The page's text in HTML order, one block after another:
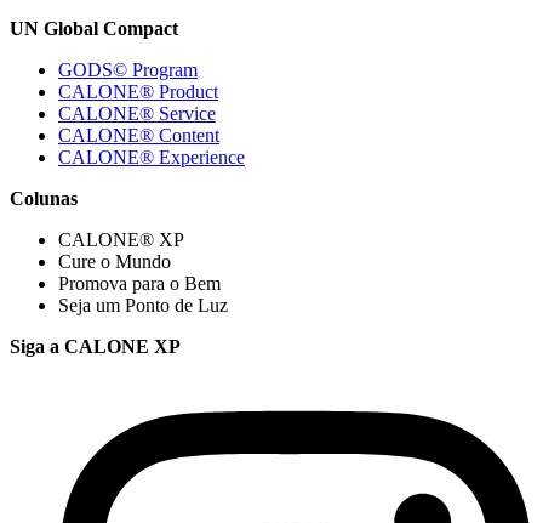
UN Global Compact
GODS© Program
CALONE® Product
CALONE® Service
CALONE® Content
CALONE® Experience
Colunas
CALONE® XP
Cure o Mundo
Promova para o Bem
Seja um Ponto de Luz
Siga a CALONE XP